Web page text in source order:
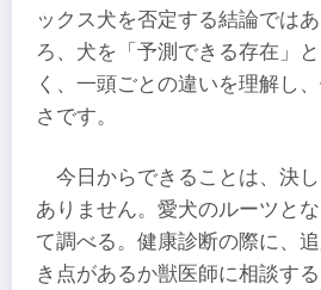
ックス犬を否定する結論では
ろ、犬を「予測できる存在」
く、一頭ごとの違いを理解し
さです。
今日からできることは、決
ありません。愛犬のルーツと
て調べる。健康診断の際に、
き点があるか獣医師に相談す